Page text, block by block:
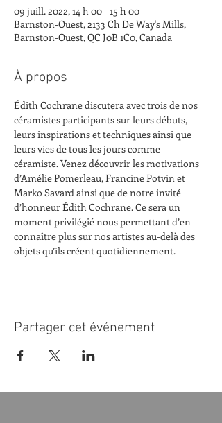
09 juill. 2022, 14 h 00 – 15 h 00
Barnston-Ouest, 2133 Ch De Way's Mills,
Barnston-Ouest, QC J0B 1C0, Canada
À propos
Édith Cochrane discutera avec trois de nos
céramistes participants sur leurs débuts,
leurs inspirations et techniques ainsi que
leurs vies de tous les jours comme
céramiste. Venez découvrir les motivations
d’Amélie Pomerleau, Francine Potvin et
Marko Savard ainsi que de notre invité
d’honneur Édith Cochrane. Ce sera un
moment privilégié nous permettant d’en
connaître plus sur nos artistes au-delà des
objets qu’ils créent quotidiennement.
Partager cet événement